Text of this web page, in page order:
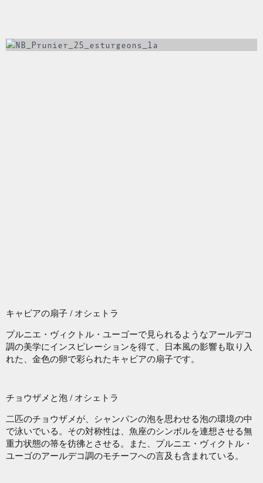
キャビアの扇子 / オシェトラ
プルニエ・ヴィクトル・ユーゴーで見られるようなアールデコ
調の美学にインスピレーションを得て、日本風の影響も取り入
れた、金色の卵で彩られたキャビアの扇子です。
チョウザメと泡 / オシェトラ
二匹のチョウザメが、シャンパンの泡を思わせる泡の環境の中
で泳いでいる。その対称性は、魚座のシンボルを連想させる無
重力状態の箒を彷彿とさせる。また、プルニエ・ヴィクトル・
ユーゴのアールデコ調のモチーフへの言及も含まれている。